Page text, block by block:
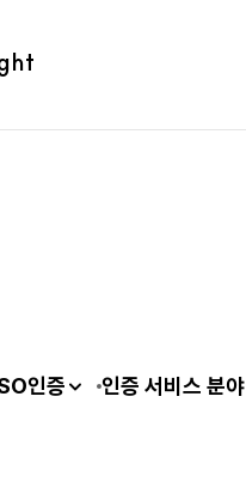
인증 인증 서비스 분야